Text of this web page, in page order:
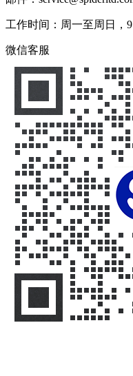
工作时间：周一至周日，
微信客服